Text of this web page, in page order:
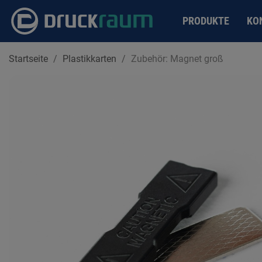
PRODUKTE
Startseite Plastikkarten Zubehör: Magnet groß